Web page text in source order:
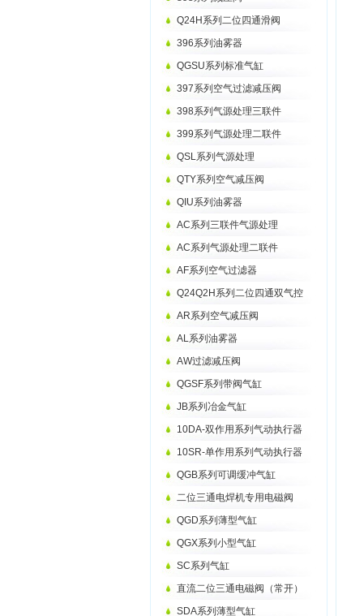
Q24H系列二位四通滑阀
396系列油雾器
QGSU系列标准气缸
397系列空气过滤减压阀
398系列气源处理三联件
399系列气源处理二联件
QSL系列气源处理
QTY系列空气减压阀
QIU系列油雾器
AC系列三联件气源处理
AC系列气源处理二联件
AF系列空气过滤器
Q24Q2H系列二位四通双气控
AR系列空气减压阀
AL系列油雾器
AW过滤减压阀
QGSF系列带阀气缸
JB系列冶金气缸
10DA-双作用系列气动执行器
10SR-单作用系列气动执行器
QGB系列可调缓冲气缸
二位三通电焊机专用电磁阀
QGD系列薄型气缸
QGX系列小型气缸
SC系列气缸
直流二位三通电磁阀（常开）
SDA系列薄型气缸